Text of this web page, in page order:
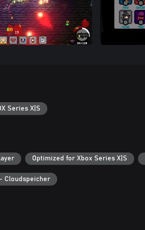
Series X|S
Optimized for Xbox Series X|S
Cloudspeicher